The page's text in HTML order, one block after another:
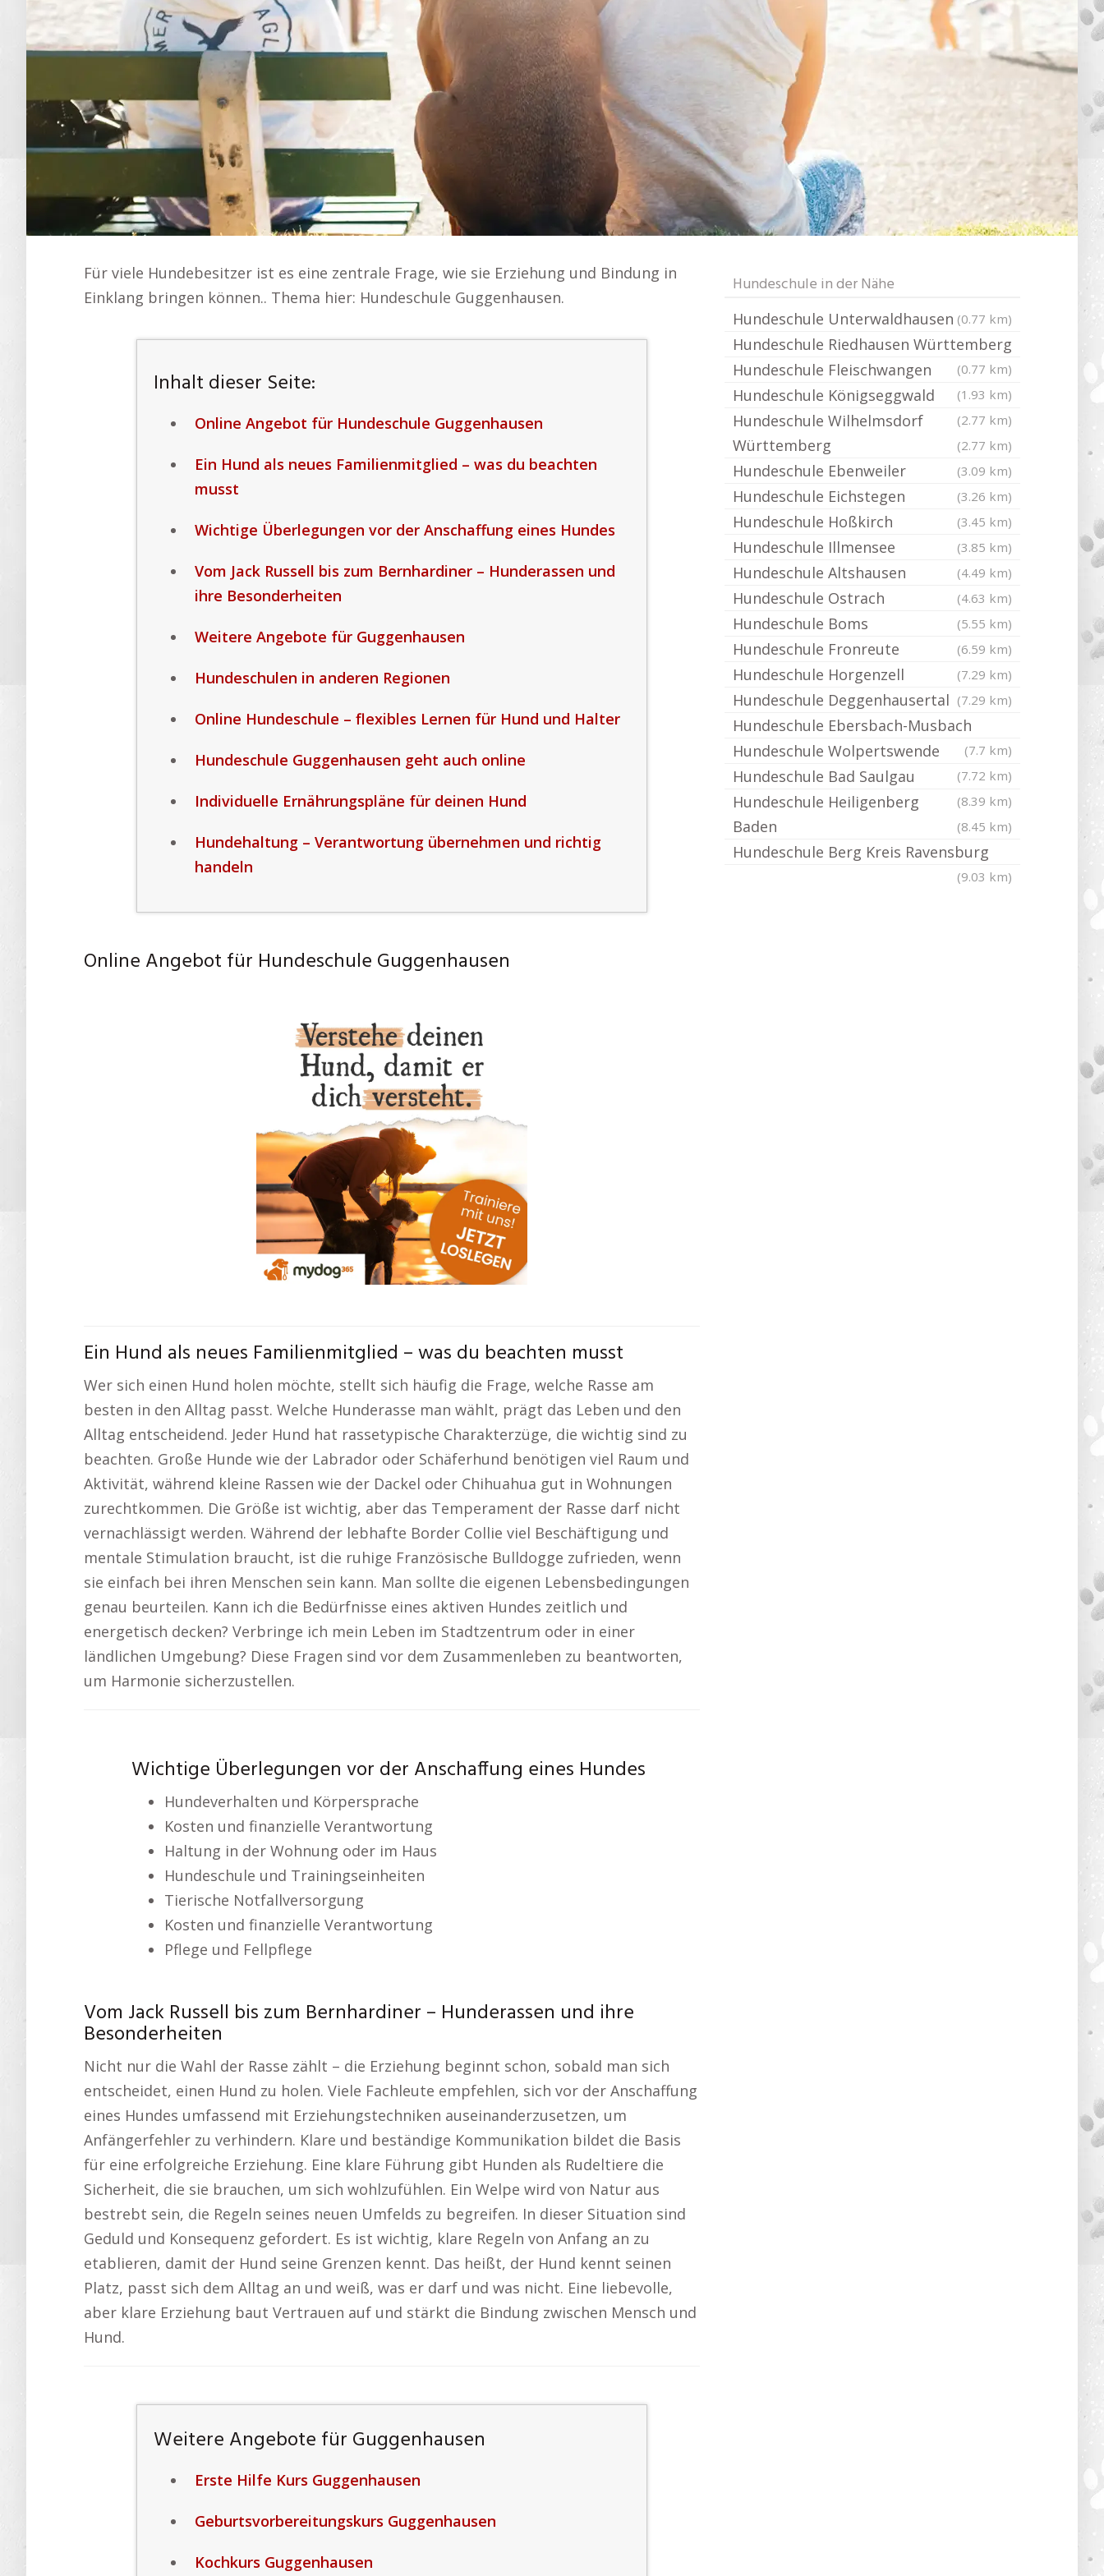
Für viele Hundebesitzer ist es eine zentrale Frage, wie sie Erziehung und Bindung in
Einklang bringen können.. Thema hier: Hundeschule Guggenhausen.
Inhalt dieser Seite:
Online Angebot für Hundeschule Guggenhausen
Ein Hund als neues Familienmitglied – was du beachten
musst
Wichtige Überlegungen vor der Anschaffung eines Hundes
Vom Jack Russell bis zum Bernhardiner – Hunderassen und
ihre Besonderheiten
Weitere Angebote für Guggenhausen
Hundeschulen in anderen Regionen
Online Hundeschule – flexibles Lernen für Hund und Halter
Hundeschule Guggenhausen geht auch online
Individuelle Ernährungspläne für deinen Hund
Hundehaltung – Verantwortung übernehmen und richtig
handeln
Online Angebot für Hundeschule Guggenhausen
Ein Hund als neues Familienmitglied – was du beachten musst
Wer sich einen Hund holen möchte, stellt sich häufig die Frage, welche Rasse am
besten in den Alltag passt. Welche Hunderasse man wählt, prägt das Leben und den
Alltag entscheidend. Jeder Hund hat rassetypische Charakterzüge, die wichtig sind zu
beachten. Große Hunde wie der Labrador oder Schäferhund benötigen viel Raum und
Aktivität, während kleine Rassen wie der Dackel oder Chihuahua gut in Wohnungen
zurechtkommen. Die Größe ist wichtig, aber das Temperament der Rasse darf nicht
vernachlässigt werden. Während der lebhafte Border Collie viel Beschäftigung und
mentale Stimulation braucht, ist die ruhige Französische Bulldogge zufrieden, wenn
sie einfach bei ihren Menschen sein kann. Man sollte die eigenen Lebensbedingungen
genau beurteilen. Kann ich die Bedürfnisse eines aktiven Hundes zeitlich und
energetisch decken? Verbringe ich mein Leben im Stadtzentrum oder in einer
ländlichen Umgebung? Diese Fragen sind vor dem Zusammenleben zu beantworten,
um Harmonie sicherzustellen.
Wichtige Überlegungen vor der Anschaffung eines Hundes
Hundeverhalten und Körpersprache
Kosten und finanzielle Verantwortung
Haltung in der Wohnung oder im Haus
Hundeschule und Trainingseinheiten
Tierische Notfallversorgung
Kosten und finanzielle Verantwortung
Pflege und Fellpflege
Vom Jack Russell bis zum Bernhardiner – Hunderassen und ihre
Besonderheiten
Nicht nur die Wahl der Rasse zählt – die Erziehung beginnt schon, sobald man sich
entscheidet, einen Hund zu holen. Viele Fachleute empfehlen, sich vor der Anschaffung
eines Hundes umfassend mit Erziehungstechniken auseinanderzusetzen, um
Anfängerfehler zu verhindern. Klare und beständige Kommunikation bildet die Basis
für eine erfolgreiche Erziehung. Eine klare Führung gibt Hunden als Rudeltiere die
Sicherheit, die sie brauchen, um sich wohlzufühlen. Ein Welpe wird von Natur aus
bestrebt sein, die Regeln seines neuen Umfelds zu begreifen. In dieser Situation sind
Geduld und Konsequenz gefordert. Es ist wichtig, klare Regeln von Anfang an zu
etablieren, damit der Hund seine Grenzen kennt. Das heißt, der Hund kennt seinen
Platz, passt sich dem Alltag an und weiß, was er darf und was nicht. Eine liebevolle,
aber klare Erziehung baut Vertrauen auf und stärkt die Bindung zwischen Mensch und
Hund.
Weitere Angebote für Guggenhausen
Erste Hilfe Kurs Guggenhausen
Geburtsvorbereitungskurs Guggenhausen
Kochkurs Guggenhausen
Hundeschule in der Nähe
Hundeschule Unterwaldhausen (0.77 km)
Hundeschule Riedhausen Württemberg
(0.77 km)
Hundeschule Fleischwangen
(1.93 km)
Hundeschule Königseggwald
(2.77 km)
Hundeschule Wilhelmsdorf
Württemberg
(2.77 km)
Hundeschule Ebenweiler (3.09 km)
Hundeschule Eichstegen (3.26 km)
Hundeschule Hoßkirch (3.45 km)
Hundeschule Illmensee (3.85 km)
Hundeschule Altshausen (4.49 km)
Hundeschule Ostrach (4.63 km)
Hundeschule Boms (5.55 km)
Hundeschule Fronreute (6.59 km)
Hundeschule Horgenzell (7.29 km)
Hundeschule Deggenhausertal (7.29 km)
Hundeschule Ebersbach-Musbach
(7.7 km)
Hundeschule Wolpertswende
(7.72 km)
Hundeschule Bad Saulgau
(8.39 km)
Hundeschule Heiligenberg
Baden
(8.45 km)
Hundeschule Berg Kreis Ravensburg
(9.03 km)